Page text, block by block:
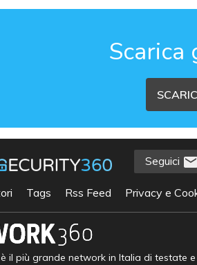
Scarica
Seguici
Tags Rss Feed Privacy e
il più grande network in Italia di testate